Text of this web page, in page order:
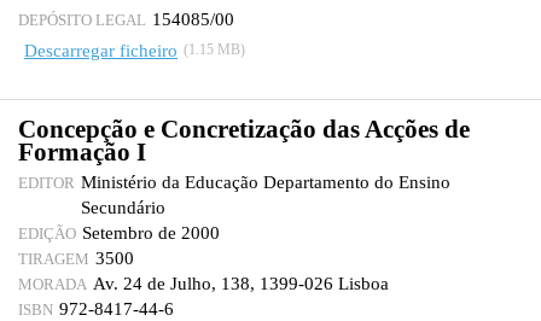
DEPÓSITO LEGAL 154085/00
Descarregar ficheiro (1.15 MB)
Concepção e Concretização das Acções de
Formação I
EDITOR Ministério da Educação Departamento do Ensino
Secundário
EDIÇÃO Setembro de 2000
TIRAGEM 3500
MORADA Av. 24 de Julho, 138, 1399-026 Lisboa
ISBN 972-8417-44-6